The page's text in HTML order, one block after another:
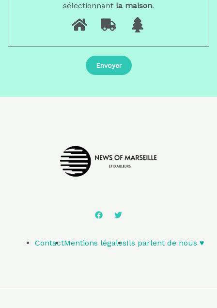
sélectionnant la maison.
ContactMentions légalesIls parlent de nous ♥️